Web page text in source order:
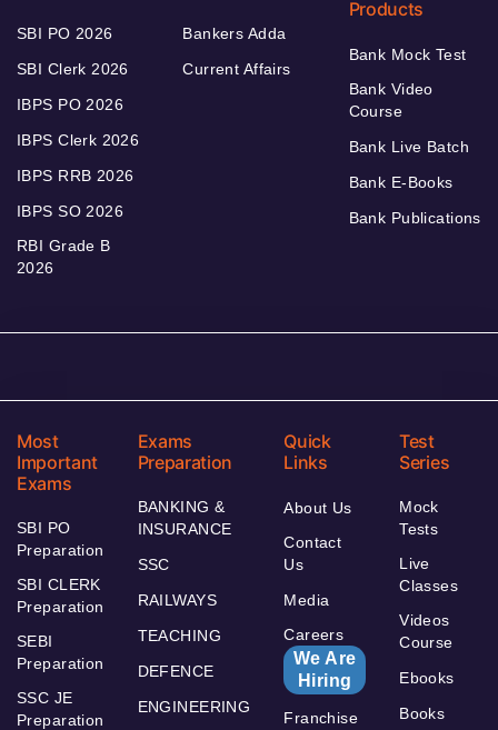
SBI PO 2026
SBI Clerk 2026
IBPS PO 2026
IBPS Clerk 2026
IBPS RRB 2026
IBPS SO 2026
RBI Grade B
2026
Bankers Adda
Current Affairs
Products
Bank Mock Test
Bank Video
Course
Bank Live Batch
Bank E-Books
Bank Publications
Most
Important
Exams
SBI PO
Preparation
SBI CLERK
Preparation
SEBI
Preparation
SSC JE
Preparation
Exams
Preparation
BANKING &
INSURANCE
SSC
RAILWAYS
TEACHING
DEFENCE
ENGINEERING
Quick
Links
About Us
Contact
Us
Media
Careers
We Are
Hiring
Franchise
Test
Series
Mock
Tests
Live
Classes
Videos
Course
Ebooks
Books